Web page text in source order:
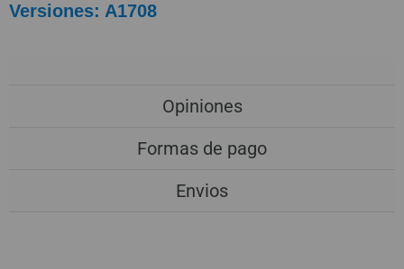
Versiones: A1708
Opiniones
Formas de pago
Envios